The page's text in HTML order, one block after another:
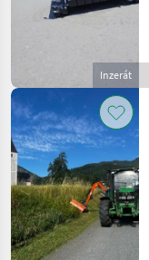
Inzerát